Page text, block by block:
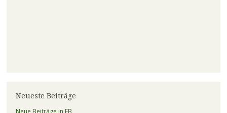
Neueste Beiträge